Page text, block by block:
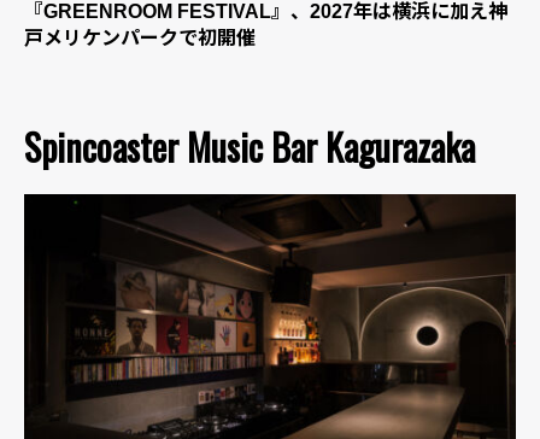
『GREENROOM FESTIVAL』、2027年は横浜に加え神
戸メリケンパークで初開催
Spincoaster Music Bar Kagurazaka